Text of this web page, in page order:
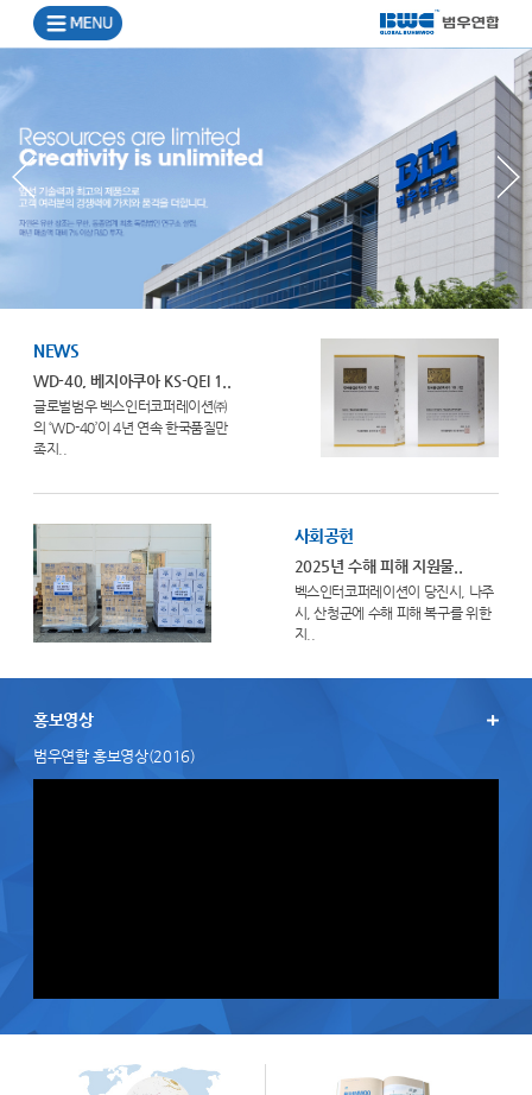
NEWS
WD-40, 베지아쿠아 KS-QEI 1..
글로벌범우 벡스인터코퍼레이션㈜
의 ‘WD-40’이 4년 연속 한국품질만
족지..
사회공헌
2025년 수해 피해 지원물..
벡스인터코퍼레이션이 당진시, 나주
시, 산청군에 수해 피해 복구를 위한
지..
홍보영상
범우연합 홍보영상(2016)